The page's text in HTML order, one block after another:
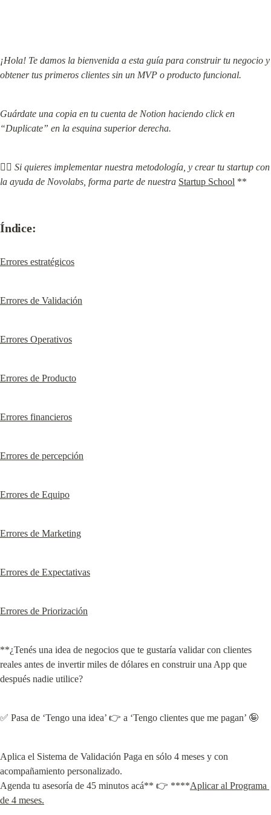
¡Hola! Te damos la bienvenida a esta guía para construir tu negocio y
obtener tus primeros clientes sin un MVP o producto funcional.
Guárdate una copia en tu cuenta de Notion haciendo click en
“Duplicate” en la esquina superior derecha.
👉🏽 Si quieres implementar nuestra metodología, y crear tu startup con
la ayuda de Novolabs, forma parte de nuestra Startup School **
Índice:
Errores estratégicos
Errores de Validación
Errores Operativos
Errores de Producto
Errores financieros
Errores de percepción
Errores de Equipo
Errores de Marketing
Errores de Expectativas
Errores de Priorización
**¿Tenés una idea de negocios que te gustaría validar con clientes
reales antes de invertir miles de dólares en construir una App que
después nadie utilice?
✅ Pasa de ‘Tengo una idea’ 👉 a ‘Tengo clientes que me pagan’ 🤪
Aplica el Sistema de Validación Paga en sólo 4 meses y con
acompañamiento personalizado.
Agenda tu asesoría de 45 minutos acá** 👉 ****Aplicar al Programa
de 4 meses.